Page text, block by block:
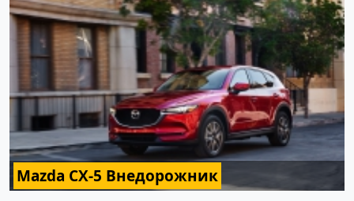
Mazda CX-5 Внедорожник